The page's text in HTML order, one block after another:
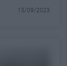
15/09/2023